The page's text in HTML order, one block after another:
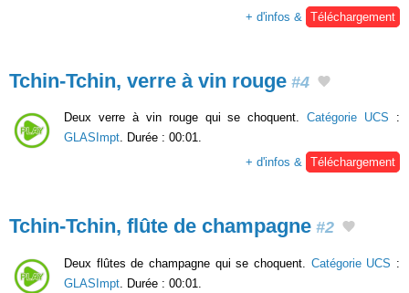
+ d'infos &
Téléchargement
Tchin-Tchin, verre à vin rouge #4
Deux verre à vin rouge qui se choquent.Catégorie UCS :
GLASImpt. Durée : 00:01.
+ d'infos & Téléchargement
Tchin-Tchin, flûte de champagne #2
Deux flûtes de champagne qui se choquent. Catégorie UCS :
GLASImpt. Durée : 00:01.